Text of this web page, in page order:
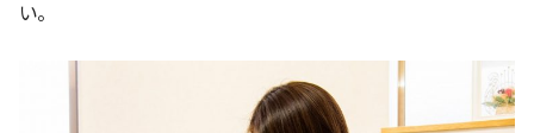
い。